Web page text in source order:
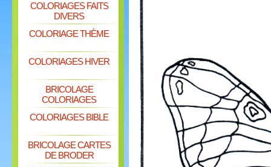
COLORIAGES FAITS
DIVERS
COLORIAGE THÈME
COLORIAGES HIVER
BRICOLAGE
COLORIAGES
COLORIAGES BIBLE
BRICOLAGE CARTES
DE BRODER